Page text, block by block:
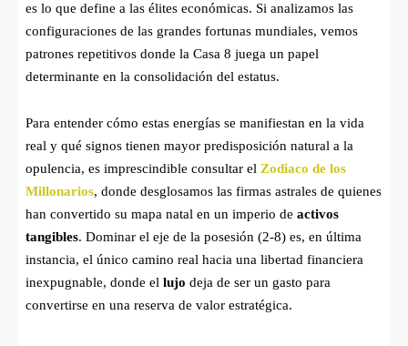
es lo que define a las élites económicas. Si analizamos las
configuraciones de las grandes fortunas mundiales, vemos
patrones repetitivos donde la Casa 8 juega un papel
determinante en la consolidación del estatus.
Para entender cómo estas energías se manifiestan en la vida
real y qué signos tienen mayor predisposición natural a la
opulencia, es imprescindible consultar el Zodiaco de los
Millonarios, donde desglosamos las firmas astrales de quienes
han convertido su mapa natal en un imperio de activos
tangibles. Dominar el eje de la posesión (2-8) es, en última
instancia, el único camino real hacia una libertad financiera
inexpugnable, donde el lujo deja de ser un gasto para
convertirse en una reserva de valor estratégica.